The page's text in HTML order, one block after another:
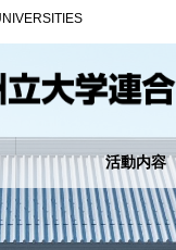
活動内容